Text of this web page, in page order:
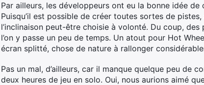
Par ailleurs, les développeurs ont eu la bonne idée
Puisqu’il est possible de créer toutes sortes de
l’inclinaison peut-être choisie à volonté. Du coup,
l’on y passe un peu de temps. Un atout pour Hot
écran splitté, chose de nature à rallonger
Pas un mal, d’ailleurs, car il manque quelque peu de
deux heures de jeu en solo. Oui, nous aurions aimé